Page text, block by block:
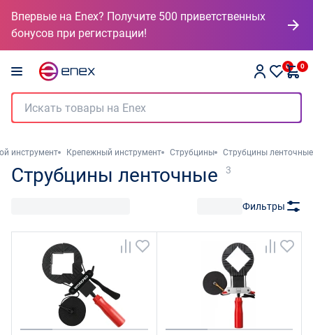
Впервые на Enex? Получите 500 приветственных
бонусов при регистрации!
0 0
инструмент Крепежный инструмент Струбцины Струбцины ленточные
Струбцины ленточные 3
Фильтры